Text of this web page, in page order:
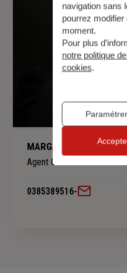
MARGAND Stéphane
Agent Général
0385389516-
navigation sans
pourrez
moment.
Pour plus
notre politique
cookies.